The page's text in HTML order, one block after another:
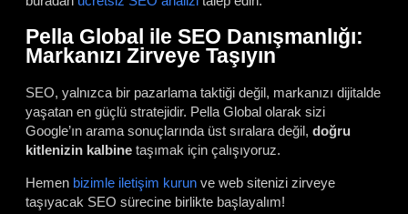
Pella Global ile SEO Danışmanlığı:
Markanızı Zirveye Taşıyın
SEO, yalnızca bir pazarlama taktiği değil, markanızı dijitalde
yaşatan en güçlü stratejidir. Pella Global olarak sizi
Google’ın arama sonuçlarında üst sıralara değil, doğru
kitlenizin kalbine taşımak için çalışıyoruz.
Hemen bizimle iletişim kurun ve web sitenizi zirveye
taşıyacak SEO sürecine birlikte başlayalım!